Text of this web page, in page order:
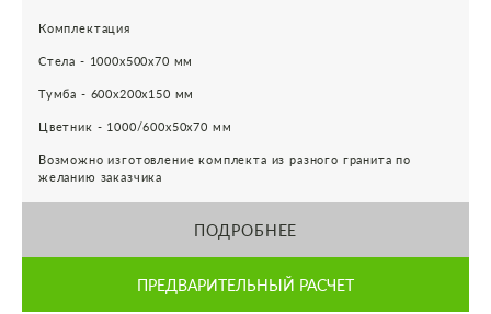
Комплектация
Стела - 1000х500х70 мм
Тумба - 600х200х150 мм
Цветник - 1000/600х50х70 мм
Возможно изготовление комплекта из разного гранита по
желанию заказчика
ПОДРОБНЕЕ
ПРЕДВАРИТЕЛЬНЫЙ РАСЧЕТ